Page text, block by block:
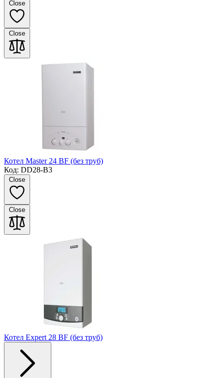
Close
Close
Котел Master 24 BF (без труб)
Код: DD28-B3
Close
Close
Котел Expert 28 BF (без труб)